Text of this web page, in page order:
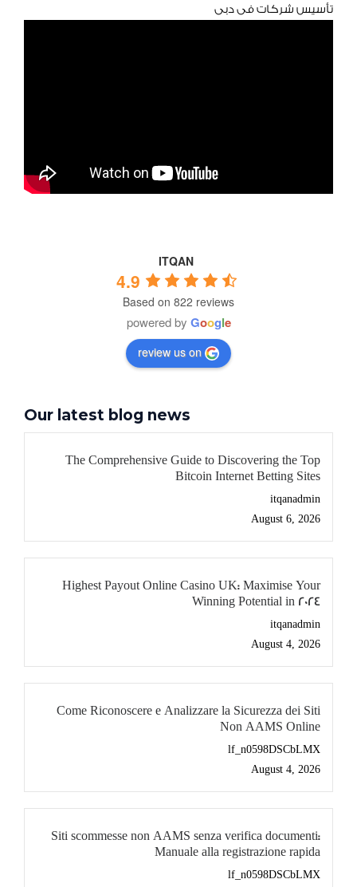
تأسيس شركات فى دبى
ITQAN
4.9
Based on 822 reviews
powered by Google
review us on
Our latest blog news
The Comprehensive Guide to Discovering the Top
Bitcoin Internet Betting Sites
itqanadmin
August 6, 2026
Highest Payout Online Casino UK: Maximise Your
Winning Potential in 2024
itqanadmin
August 4, 2026
Come Riconoscere e Analizzare la Sicurezza dei Siti
Non AAMS Online
lf_n0598DSCbLMX
August 4, 2026
Siti scommesse non AAMS senza verifica documenti:
Manuale alla registrazione rapida
lf_n0598DSCbLMX